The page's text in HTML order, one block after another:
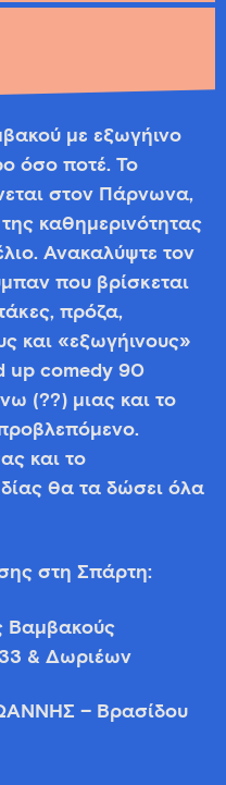
με εξωγήινο
όσο ποτέ. Το
στον Πάρνωνα,
καθημερινότητας
Ανακαλύψτε τον
που βρίσκεται
πρόζα,
και «εξωγήινους»
up comedy 90
(??) μιας και το
και το
θα τα δώσει όλα
στη Σπάρτη:
Βαμβακούς
& Δωριέων
– Βρασίδου